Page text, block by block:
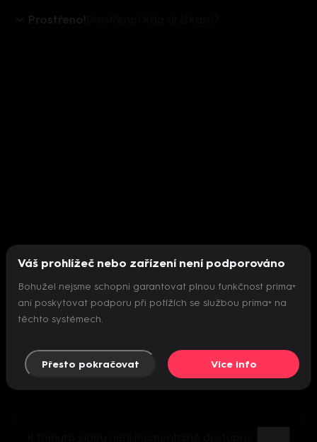
Prostřeno!
Nepodařilo se inicializovat přehrávač
Váš prohlížeč nebo zařízení není podporováno
Bohužel nejsme schopni garantovat plnou funkčnost prima+
ani poskytovat podporu při potížích se službou prima+ na
těchto systémech.
Přesto pokračovat Více info